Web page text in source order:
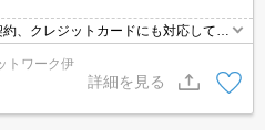
、クレジットカードにも対応してお
のでお気軽にお問い合わせ下さい！
トワーク伊
詳細を見る